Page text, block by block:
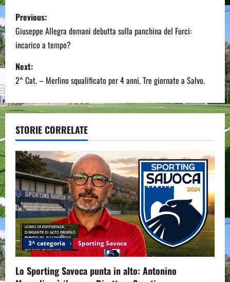
P
o
s
t
n
a
v
i
g
a
t
i
o
Previous:
Giuseppe Allegra domani debutta sulla panchina del Furci:
incarico a tempo?
Next:
2^ Cat. – Merlino squalificato per 4 anni. Tre giornate a Salvo.
STORIE CORRELATE
3^ categoria Sporting Savoca
Lo Sporting Savoca punta in alto: Antonino